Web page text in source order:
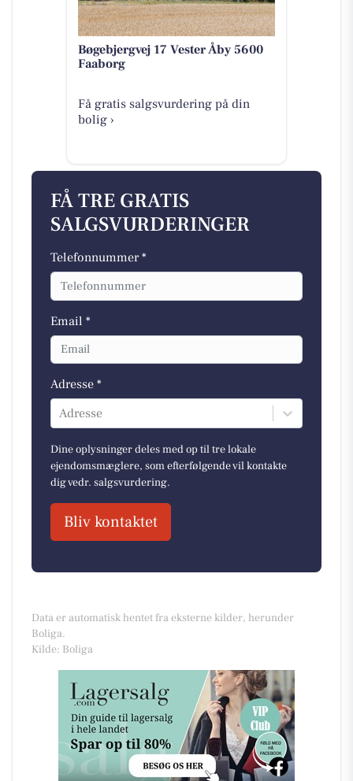
Bøgebjergvej 17 Vester Åby 5600
Faaborg
Få gratis salgsvurdering på din
bolig ›
FÅ TRE GRATIS
SALGSVURDERINGER
Telefonnummer *
Email *
Adresse *
Adresse
Dine oplysninger deles med op til tre lokale
ejendomsmæglere, som efterfølgende vil kontakte
dig vedr. salgsvurdering.
Bliv kontaktet
Data er automatisk hentet fra eksterne kilder, herunder
Boliga.
Kilde: Boliga